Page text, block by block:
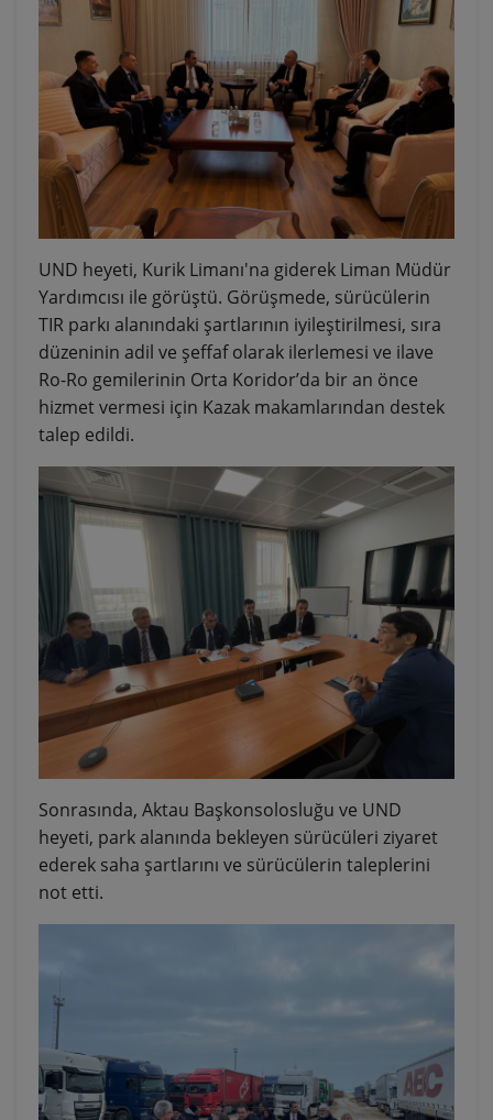
UND heyeti, Kurik Limanı'na giderek Liman Müdür
Yardımcısı ile görüştü. Görüşmede, sürücülerin
TIR parkı alanındaki şartlarının iyileştirilmesi, sıra
düzeninin adil ve şeffaf olarak ilerlemesi ve ilave
Ro-Ro gemilerinin Orta Koridor’da bir an önce
hizmet vermesi için Kazak makamlarından destek
talep edildi.
Sonrasında, Aktau Başkonsolosluğu ve UND
heyeti, park alanında bekleyen sürücüleri ziyaret
ederek saha şartlarını ve sürücülerin taleplerini
not etti.